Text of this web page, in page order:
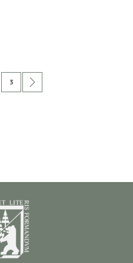
stai leggendo la pagina
Pagina
3